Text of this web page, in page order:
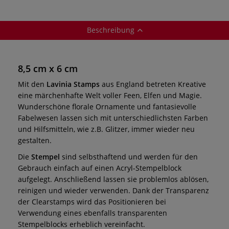
Beschreibung
8,5 cm x 6 cm
Mit den Lavinia Stamps aus England betreten Kreative
eine märchenhafte Welt voller Feen, Elfen und Magie.
Wunderschöne florale Ornamente und fantasievolle
Fabelwesen lassen sich mit unterschiedlichsten Farben
und Hilfsmitteln, wie z.B. Glitzer, immer wieder neu
gestalten.
Die Stempel sind selbsthaftend und werden für den
Gebrauch einfach auf einen Acryl-Stempelblock
aufgelegt. Anschließend lassen sie problemlos ablösen,
reinigen und wieder verwenden. Dank der Transparenz
der Clearstamps wird das Positionieren bei
Verwendung eines ebenfalls transparenten
Stempelblocks erheblich vereinfacht.